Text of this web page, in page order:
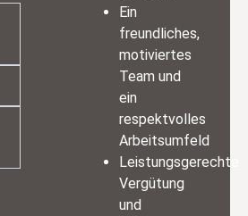
Ein
freundliches,
motiviertes
Team und
ein
respektvolles
Arbeitsumfeld
Leistungsgerechte
Vergütung
und